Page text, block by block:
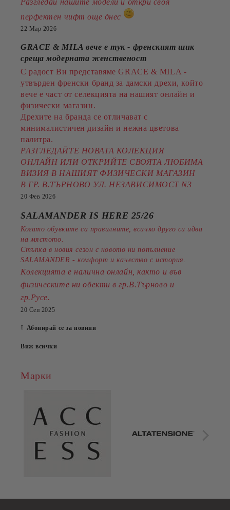
Разгледай нашите модели и открй своя
перфектен чифт още днес
22 Мар 2026
GRACE & MILA вече е тук - френският шик
среща модерната женственост
С радост Ви представяме GRACE & MILA -
утвърден френски бранд за дамски дрехи, който
вече е част от селекцията на нашият онлайн и
физически магазин.
Дрехите на бранда се отличават с
минималистичен дизайн и нежна цветова
палитра.
РАЗГЛЕДАЙТЕ НОВАТА КОЛЕКЦИЯ
ОНЛАЙН ИЛИ ОТКРИЙТЕ СВОЯТА ЛЮБИМА
ВИЗИЯ В НАШИЯТ ФИЗИЧЕСКИ МАГАЗИН
В ГР. В.ТЪРНОВО УЛ. НЕЗАВИСИМОСТ N3
20 Фев 2026
SALAMANDER IS HERE 25/26
Когато обувките са правилните, всичко друго си идва
на мястото.
Стъпка в новия сезон с новото ни попълнение
SALAMANDER - комфорт и качество с история.
Колекцията е налична онлайн, както и във
физическите ни обекти в гр.В.Търново и
гр.Русе.
20 Сеп 2025
Абонирай се за новини
Виж всички
Марки